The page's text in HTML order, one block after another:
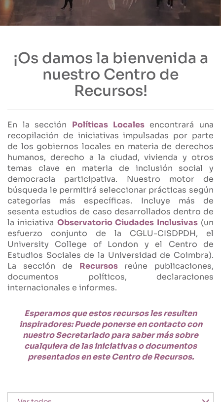
¡Os damos la bienvenida a
nuestro Centro de
Recursos!
En la sección Políticas Localesencontrará una
recopilación de iniciativas impulsadas por parte
de los gobiernos locales en materia de derechos
humanos, derecho a la ciudad, vivienda y otros
temas clave en materia de inclusión social y
democracia participativa. Nuestro motor de
búsqueda le permitirá seleccionar prácticas según
categorías más específicas. Incluye más de
sesenta estudios de caso desarrollados dentro de
la iniciativa Observatorio Ciudades Inclusivas(un
esfuerzo conjunto de la CGLU-CISDPDH, el
University College of London y el Centro de
Estudios Sociales de la Universidad de Coimbra).
La sección de Recursos reúne publicaciones,
documentos políticos, declaraciones
internacionales e informes.
Esperamos que estos recursos les resulten
inspiradores: Puede ponerse en contacto con
nuestro Secretariado para saber más sobre
cualquiera de las iniciativas o documentos
presentados en este Centro de Recursos.
Destacado